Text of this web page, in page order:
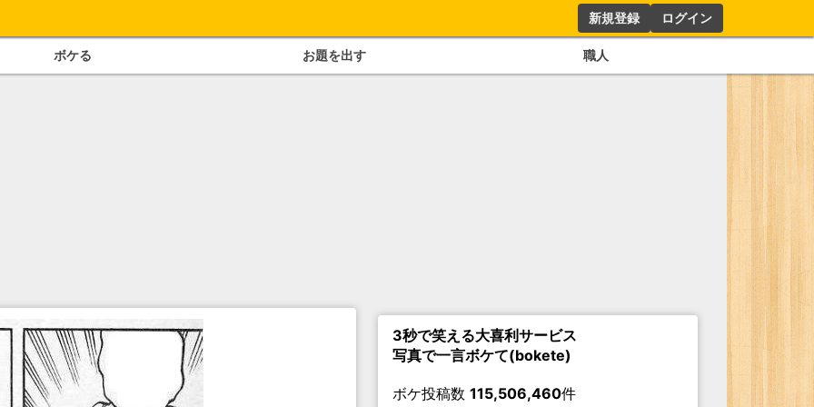
新規登録 ログイン
ボケる お題を出す 職人
3秒で笑える大喜利サービス
写真で一言ボケて(bokete)
ボケ投稿数 115,506,460件